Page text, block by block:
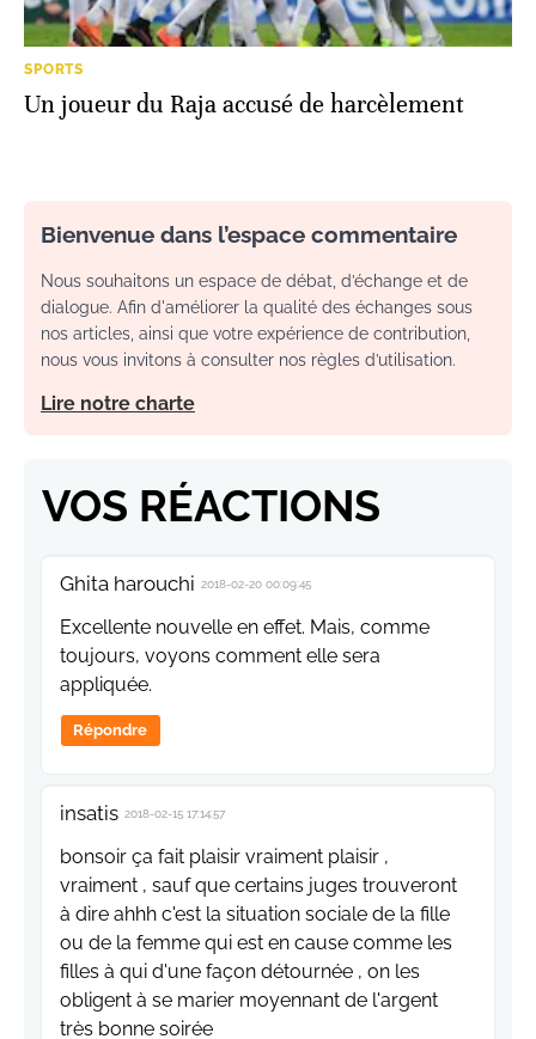
SPORTS
Un joueur du Raja accusé de harcèlement
Bienvenue dans l’espace commentaire
Nous souhaitons un espace de débat, d’échange et de
dialogue. Afin d'améliorer la qualité des échanges sous
nos articles, ainsi que votre expérience de contribution,
nous vous invitons à consulter nos règles d’utilisation.
Lire notre charte
VOS RÉACTIONS
Ghita harouchi 2018-02-20 00:09:45
Excellente nouvelle en effet. Mais, comme
toujours, voyons comment elle sera
appliquée.
Répondre
insatis 2018-02-15 17:14:57
bonsoir ça fait plaisir vraiment plaisir ,
vraiment , sauf que certains juges trouveront
à dire ahhh c'est la situation sociale de la fille
ou de la femme qui est en cause comme les
filles à qui d'une façon détournée , on les
obligent à se marier moyennant de l'argent
très bonne soirée